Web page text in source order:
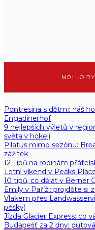
MOHLO
Pontresina s dětmi: náš
Engadinerhof
9 nejlepších výletů v
světa v hokeji
Pilatus mimo sezónu:
zážitek
12 Tipů na rodinám
Letní víkend v Peaks
10 tipů, co dělat v Berner
Emily v Paříži: projděte si
Vlakem přes
pěšky)
Jízda Glacier Express: co
Budapešť za 2 dny: